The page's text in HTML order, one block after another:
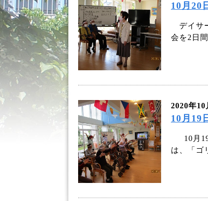
10月20
デイサ
会を2日
2020年10
10月19
10月19
は、「ゴ